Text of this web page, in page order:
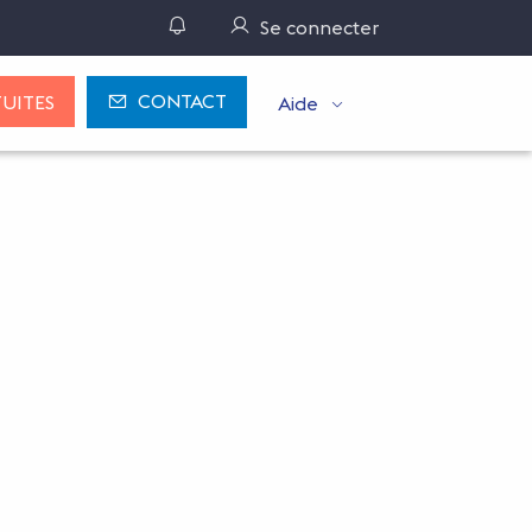
Gérer ses notifications
Se connecter
CONTACT Aide